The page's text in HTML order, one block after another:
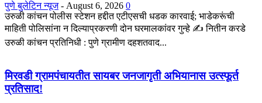
पुणे बुलेटिन न्यूज - August 6, 2026 0
उरुळी कांचन पोलीस स्टेशन हद्दीत एटीएसची धडक कारवाई; भाडेकरूंची
माहिती पोलिसांना न दिल्याप्रकरणी दोन घरमालकांवर गुन्हे ✍️ नितीन करडे
उरुळी कांचन प्रतिनिधी : पुणे ग्रामीण दहशतवाद...
मिरवडी ग्रामपंचायतीत सायबर जनजागृती अभियानास उत्स्फूर्त
प्रतिसाद!